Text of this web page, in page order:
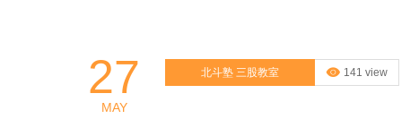
27
MAY
北斗塾 三股教室 141 view